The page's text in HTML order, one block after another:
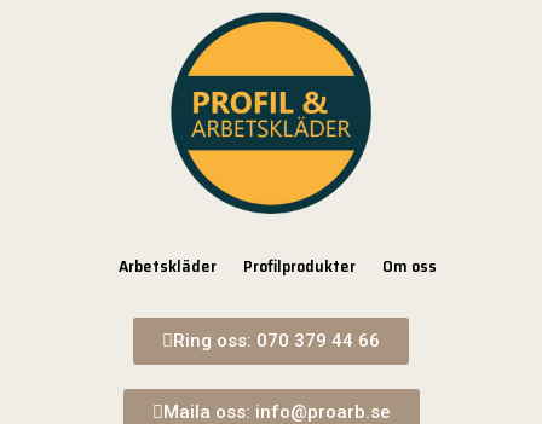
Arbetskläder Profilprodukter Om oss
Ring oss: 070 379 44 66
Maila oss: info@proarb.se